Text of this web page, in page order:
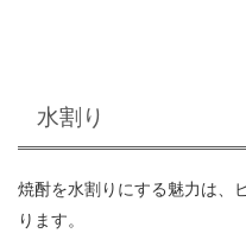
水割り
焼酎を水割りにする魅力は、
ります。